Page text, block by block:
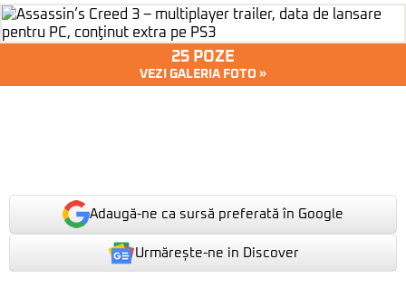
25 POZE
VEZI GALERIA FOTO »
Adaugă-ne ca sursă preferată în Google
Urmărește-ne in Discover